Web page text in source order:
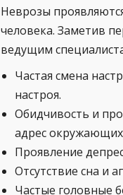
Неврозы
человека. Заметив
ведущим
Частая смена
настроя.
Обидчивость и
адрес
Проявление
Отсутствие сна и
Частые головные